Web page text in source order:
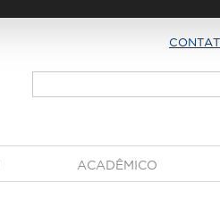
ACADÊMICO